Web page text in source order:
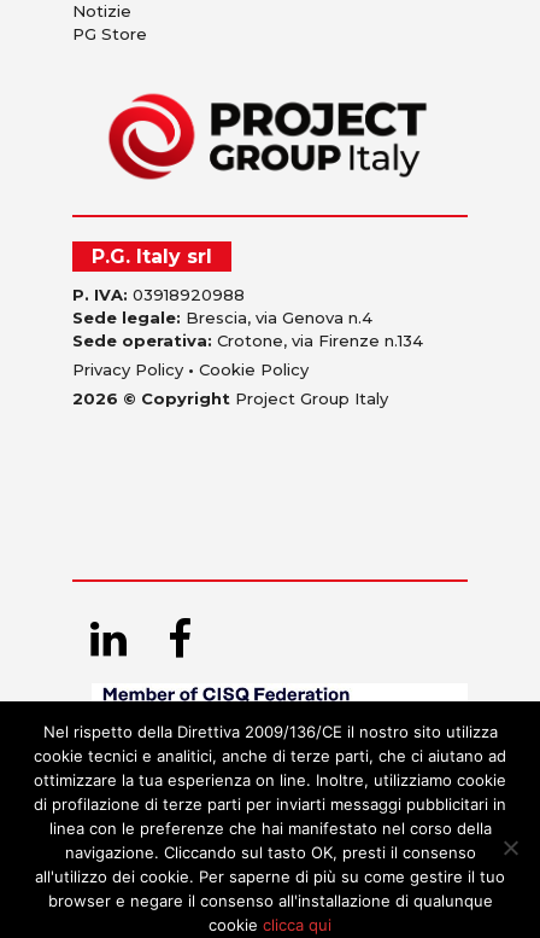
Notizie
PG Store
P.G. Italy srl
P. IVA: 03918920988
Sede legale: Brescia, via Genova n.4
Sede operativa: Crotone, via Firenze n.134
Privacy Policy • Cookie Policy
2026 © Copyright Project Group Italy
Nel rispetto della Direttiva 2009/136/CE il nostro sito utilizza
cookie tecnici e analitici, anche di terze parti, che ci aiutano ad
ottimizzare la tua esperienza on line. Inoltre, utilizziamo cookie
di profilazione di terze parti per inviarti messaggi pubblicitari in
linea con le preferenze che hai manifestato nel corso della
navigazione. Cliccando sul tasto OK, presti il consenso
all'utilizzo dei cookie. Per saperne di più su come gestire il tuo
browser e negare il consenso all'installazione di qualunque
cookie clicca qui